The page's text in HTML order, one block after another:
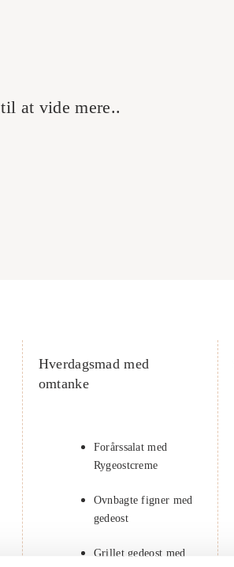
at vide mere..
Hverdagsmad med
omtanke
Forårssalat med
Rygeostcreme
Ovnbagte figner med
gedeost
Grillet gedeost med